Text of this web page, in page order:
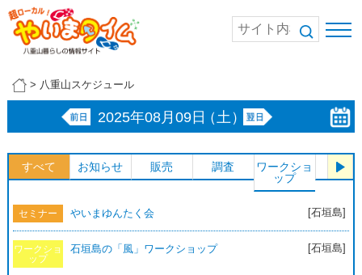
> 八重山スケジュール
2025年08月09日（土）
すべて お知らせ 販売 調査
ワークショ
ップ
体験
セミナー やいまゆんたく会 [石垣島]
ワークショ
ップ
石垣島の「風」ワークショップ [石垣島]